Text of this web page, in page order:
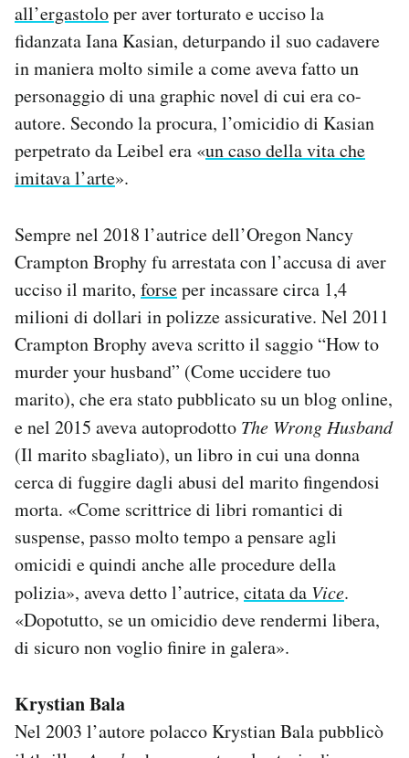
all’ergastoloper aver torturato e ucciso la
fidanzata Iana Kasian, deturpando il suo cadavere
in maniera molto simile a come aveva fatto un
personaggio di una graphic novel di cui era co-
autore. Secondo la procura, l’omicidio di Kasian
perpetrato da Leibel era «un caso della vita che
imitava l’arte».
Sempre nel 2018 l’autrice dell’Oregon Nancy
Crampton Brophy fu arrestata con l’accusa di aver
ucciso il marito, forseper incassare circa 1,4
milioni di dollari in polizze assicurative. Nel 2011
Crampton Brophy aveva scritto il saggio “How to
murder your husband” (Come uccidere tuo
marito), che era stato pubblicato su un blog online,
e nel 2015 aveva autoprodotto The Wrong Husband
(Il marito sbagliato), un libro in cui una donna
cerca di fuggire dagli abusi del marito fingendosi
morta. «Come scrittrice di libri romantici di
suspense, passo molto tempo a pensare agli
omicidi e quindi anche alle procedure della
polizia», aveva detto l’autrice, citata da Vice.
«Dopotutto, se un omicidio deve rendermi libera,
di sicuro non voglio finire in galera».
Krystian Bala
Nel 2003 l’autore polacco Krystian Bala pubblicò